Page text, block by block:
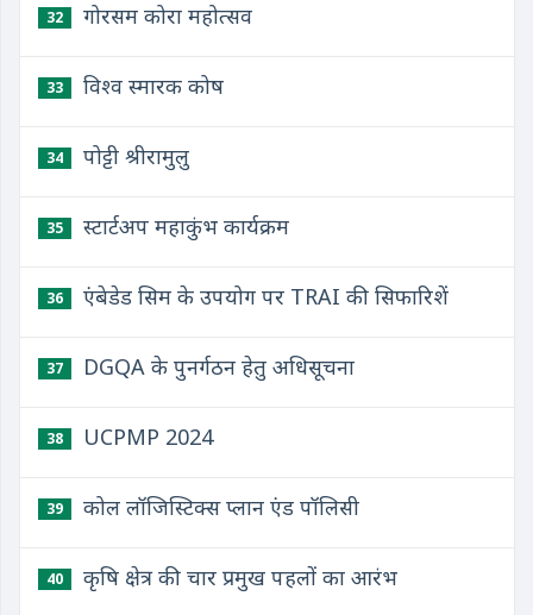
32 गोरसम कोरा महोत्सव
33 विश्व स्मारक कोष
34 पोट्टी श्रीरामुलु
35 स्टार्टअप महाकुंभ कार्यक्रम
36 एंबेडेड सिम के उपयोग पर TRAI की सिफारिशें
37 DGQA के पुनर्गठन हेतु अधिसूचना
38 UCPMP 2024
39 कोल लॉजिस्टिक्स प्लान एंड पॉलिसी
40 कृषि क्षेत्र की चार प्रमुख पहलों का आरंभ